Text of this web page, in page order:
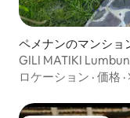
ペメナンのマンショ
GILI MATIKI
ロケーション · 価格 ·